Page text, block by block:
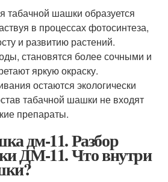
табачной шашки образуется
в процессах фотосинтеза,
и развитию растений.
становятся более сочными и
яркую окраску.
остаются экологически
табачной шашки не входят
препараты.
дм-11. Разбор
ДМ-11. Что внутри